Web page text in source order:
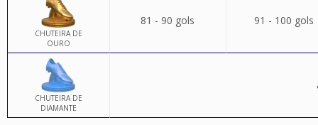
CHUTEIRA DE
OURO
81 - 90 gols 91 - 100 gols
CHUTEIRA DE
DIAMANTE